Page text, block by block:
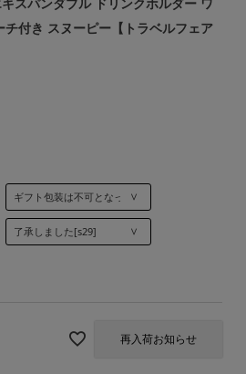
チ付き スヌーピー【トラベルフェア
再入荷お知らせ